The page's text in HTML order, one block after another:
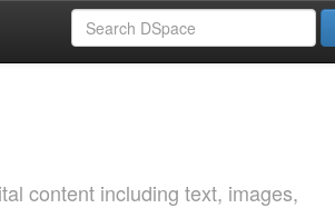
content including text, images,